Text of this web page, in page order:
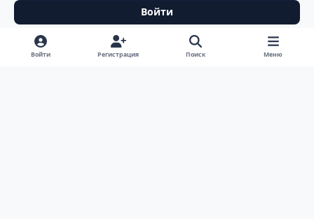
Войти
Войти Регистрация Поиск Меню